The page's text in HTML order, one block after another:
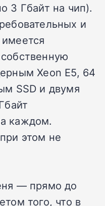
3 Гбайт на чип).
и
Xeon E5, 64
SSD и двумя
каждом.
этом не
— прямо до
того, что в